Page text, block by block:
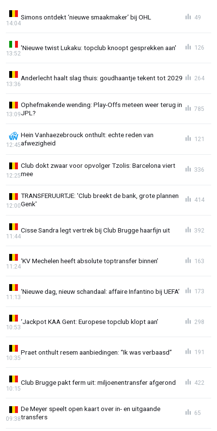
Simons ontdekt ‘nieuwe smaakmaker’ bij OHL
14:04
49
'Nieuwe twist Lukaku: topclub knoopt gesprekken aan'
13:52
126
Anderlecht haalt slag thuis: goudhaantje tekent tot 2029
13:36
264
Ophefmakende wending: Play-Offs meteen weer terug in
JPL?
13:09
785
Hein Vanhaezebrouck onthult: echte reden van
afwezigheid
12:45
121
Club dokt zwaar voor opvolger Tzolis: Barcelona viert
mee
12:25
336
TRANSFERUURTJE: 'Club breekt de bank, grote plannen
Genk'
12:00
414
Cisse Sandra legt vertrek bij Club Brugge haarfijn uit
11:44
392
‘KV Mechelen heeft absolute toptransfer binnen’
11:24
163
‘Nieuwe dag, nieuw schandaal: affaire Infantino bij UEFA’
11:13
173
‘Jackpot KAA Gent: Europese topclub klopt aan’
10:53
298
Praet onthult resem aanbiedingen: “Ik was verbaasd”
10:35
191
Club Brugge pakt ferm uit: miljoenentransfer afgerond
10:15
422
De Meyer speelt open kaart over in- en uitgaande
transfers
09:38
65